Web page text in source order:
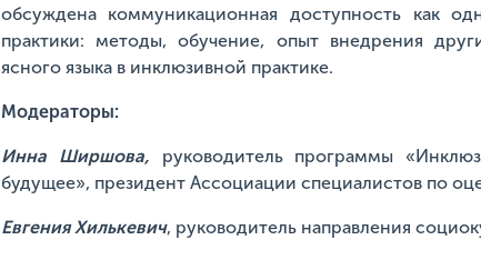
обсуждена коммуникационная доступность как
практики: методы, обучение, опыт внедрения
ясного языка в инклюзивной практике.
Модераторы:
Инна Ширшова, руководитель программы
будущее», президент Ассоциации специалистов по
Евгения Хилькевич, руководитель направления